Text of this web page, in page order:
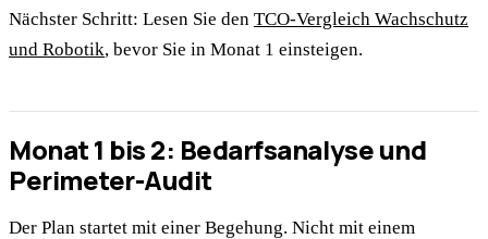
Nächster Schritt: Lesen Sie den TCO-Vergleich Wachschutz
und Robotik, bevor Sie in Monat 1 einsteigen.
Monat 1 bis 2: Bedarfsanalyse und
Perimeter-Audit
Der Plan startet mit einer Begehung. Nicht mit einem